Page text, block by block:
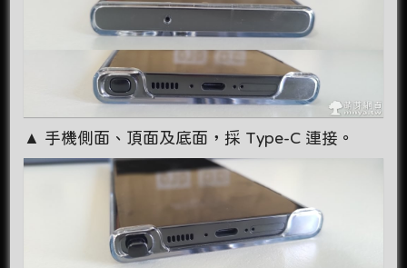
▲ 手機側面、頂面及底面，採 Type-C 連接。